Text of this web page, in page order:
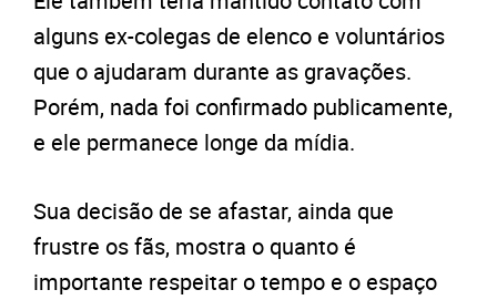
alguns ex-colegas de elenco e voluntários
que o ajudaram durante as gravações.
Porém, nada foi confirmado publicamente,
e ele permanece longe da mídia.
Sua decisão de se afastar, ainda que
frustre os fãs, mostra o quanto é
importante respeitar o tempo e o espaço